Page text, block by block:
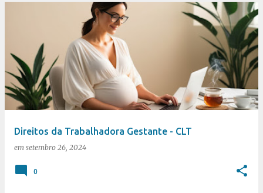
Direitos da Trabalhadora Gestante - CLT
em setembro 26, 2024
0